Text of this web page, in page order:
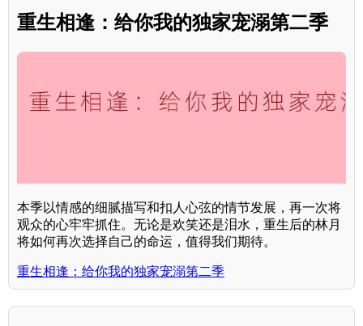
重生相逢：给你我的独家宠溺第二季
本季以情感的细腻描写和扣人心弦的情节发展，再一次将
观众的心牢牢抓住。无论是欢笑还是泪水，重生后的林月
将如何再次选择自己的命运，值得我们期待。
重生相逢：给你我的独家宠溺第二季